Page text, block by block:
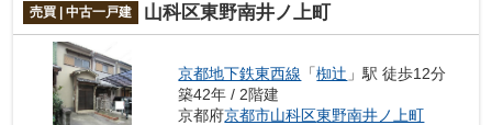
売買 | 中古一戸建 山科区東野南井ノ上町
京都地下鉄東西線 「椥辻 」駅 徒歩12分
築42年 / 2階建
京都府京都市山科区東野南井ノ上町